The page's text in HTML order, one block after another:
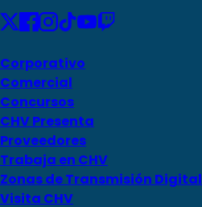
Corporativo
Comercial
Concursos
CHV Presenta
Proveedores
Trabaja en CHV
Zonas de Transmisión Digital
Visita CHV